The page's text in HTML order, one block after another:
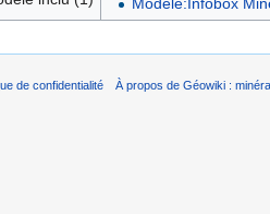
de confidentialité À propos de Géowiki :